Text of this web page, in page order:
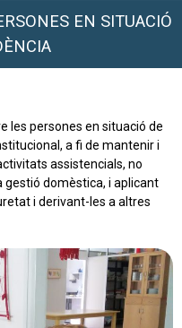
EN SITUACIÓ
les persones en situació de
a fi de mantenir i
assistencials, no
gestió domèstica, i aplicant
i derivant-les a altres